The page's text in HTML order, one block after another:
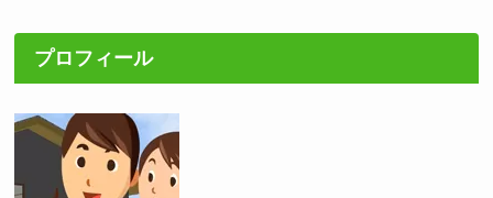
プロフィール